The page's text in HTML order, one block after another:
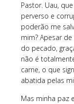
Pastor. Uau,
perverso e
poderão me
mim? Apesar
do pecado,
não é
carne, o que
abatida pelas
Mas minha paz